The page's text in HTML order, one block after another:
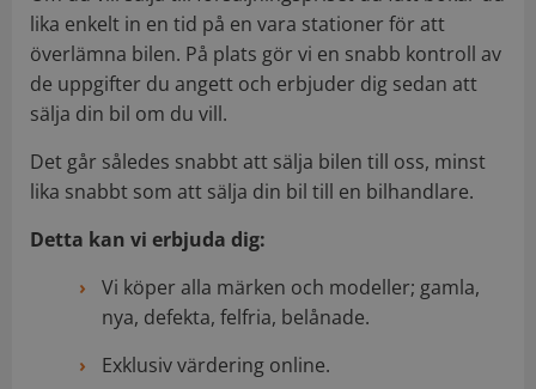
lika enkelt in en tid på en vara stationer för att
överlämna bilen. På plats gör vi en snabb kontroll av
de uppgifter du angett och erbjuder dig sedan att
sälja din bil om du vill.
Det går således snabbt att sälja bilen till oss, minst
lika snabbt som att sälja din bil till en bilhandlare.
Detta kan vi erbjuda dig:
Vi köper alla märken och modeller; gamla,
nya, defekta, felfria, belånade.
Exklusiv värdering online.